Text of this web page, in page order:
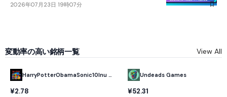
2026年07月23日 19時07分
変動率の高い銘柄一覧 View All
HarryPotterObamaSonic10Inu (ETH)
¥2.78
Undeads Games
¥52.31